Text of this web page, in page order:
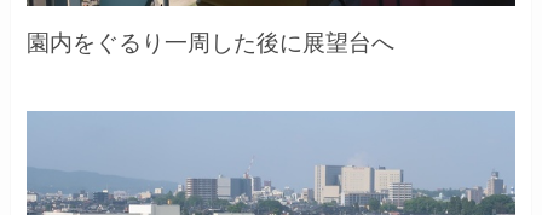
園内をぐるり一周した後に展望台へ